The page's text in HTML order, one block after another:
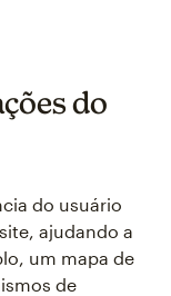
do
do usuário
ajudando a
um mapa de
de